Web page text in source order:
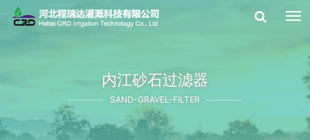
内江砂石过滤器
SAND-GRAVEL-FILTER